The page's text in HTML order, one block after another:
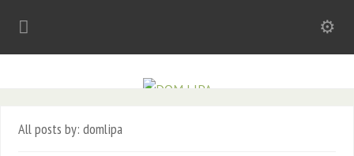
All posts by: domlipa